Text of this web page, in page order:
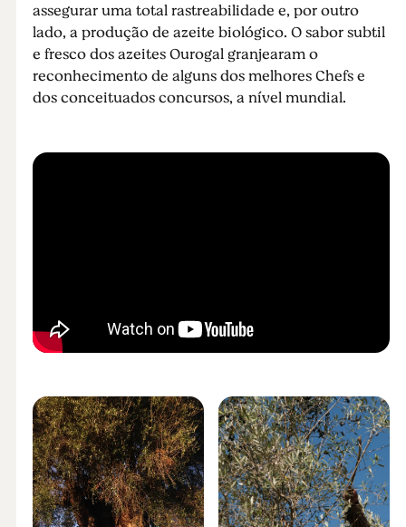
assegurar uma total rastreabilidade e, por outro
lado, a produção de azeite biológico. O sabor subtil
e fresco dos azeites Ourogal granjearam o
reconhecimento de alguns dos melhores Chefs e
dos conceituados concursos, a nível mundial.